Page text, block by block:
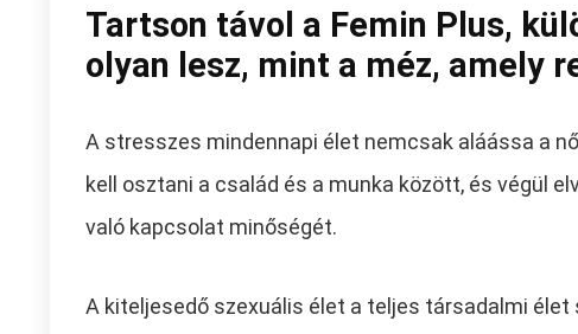
Tartson távol a Femin Plus,
olyan lesz, mint a méz, amely
A stresszes mindennapi élet nemcsak aláássa a
kell osztani a család és a munka között, és végül
való kapcsolat minőségét.
A kiteljesedő szexuális élet a teljes társadalmi élet